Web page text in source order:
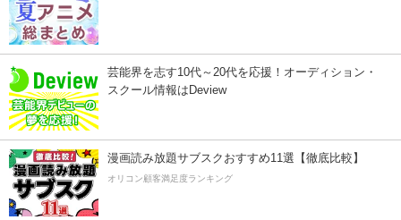
芸能界を志す10代～20代を応援！オーディション・
スクール情報はDeview
漫画読み放題サブスクおすすめ11選【徹底比較】
オリコン顧客満足度ランキング